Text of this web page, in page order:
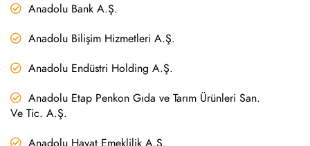
Anadolu Bank A.Ş.
Anadolu Bilişim Hizmetleri A.Ş.
Anadolu Endüstri Holding A.Ş.
Anadolu Etap Penkon Gıda ve Tarım Ürünleri San.
Ve Tic. A.Ş.